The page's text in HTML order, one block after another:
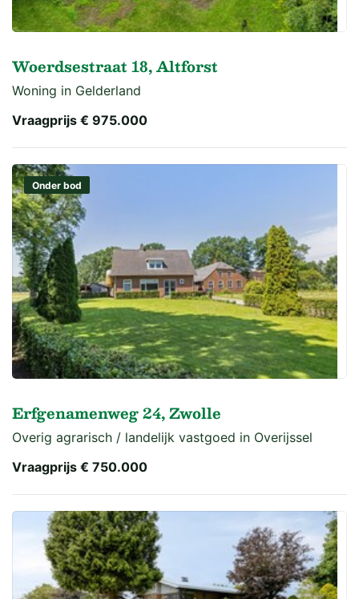
Woerdsestraat 18, Altforst
Woning in Gelderland
Vraagprijs € 975.000
Onder bod
Erfgenamenweg 24, Zwolle
Overig agrarisch / landelijk vastgoed in Overijssel
Vraagprijs € 750.000